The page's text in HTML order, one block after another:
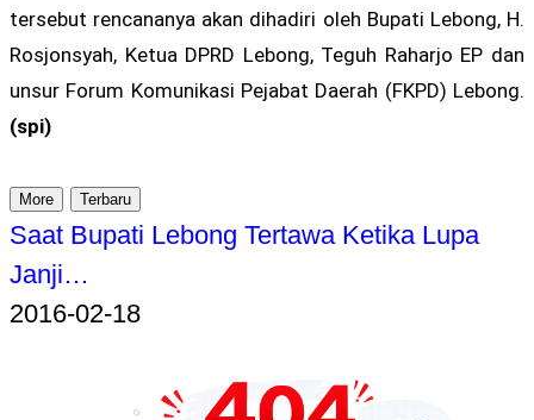
tersebut rencananya akan dihadiri oleh Bupati Lebong, H.
Rosjonsyah, Ketua DPRD Lebong, Teguh Raharjo EP dan
unsur Forum Komunikasi Pejabat Daerah (FKPD) Lebong.
(spi)
More Terbaru
Saat Bupati Lebong Tertawa Ketika Lupa
Janji…
2016-02-18